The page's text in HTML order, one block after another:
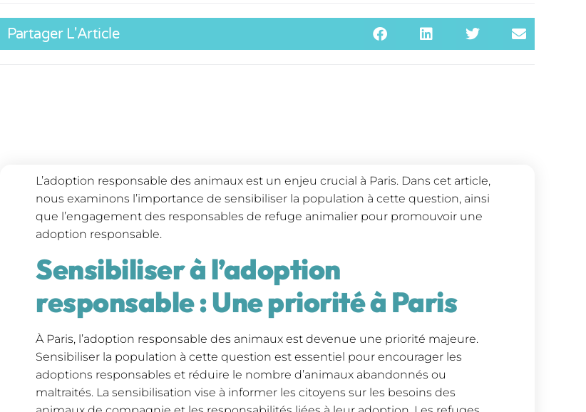
Partager L'Article
L’adoption responsable des animaux est un enjeu crucial à Paris. Dans cet article,
nous examinons l’importance de sensibiliser la population à cette question, ainsi
que l’engagement des responsables de refuge animalier pour promouvoir une
adoption responsable.
Sensibiliser à l’adoption
responsable : Une priorité à Paris
À Paris, l’adoption responsable des animaux est devenue une priorité majeure.
Sensibiliser la population à cette question est essentiel pour encourager les
adoptions responsables et réduire le nombre d’animaux abandonnés ou
maltraités. La sensibilisation vise à informer les citoyens sur les besoins des